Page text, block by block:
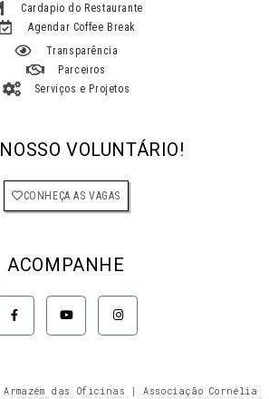
Cardapio do Restaurante
Agendar Coffee Break
Transparência
Parceiros
Serviços e Projetos
VOLUNTÁRIO!
CONHEÇA AS VAGAS
ACOMPANHE
F
a
c
e
-
Y
o
u
t
I
n
s
t
m
das Oficinas | Associação Cornélia